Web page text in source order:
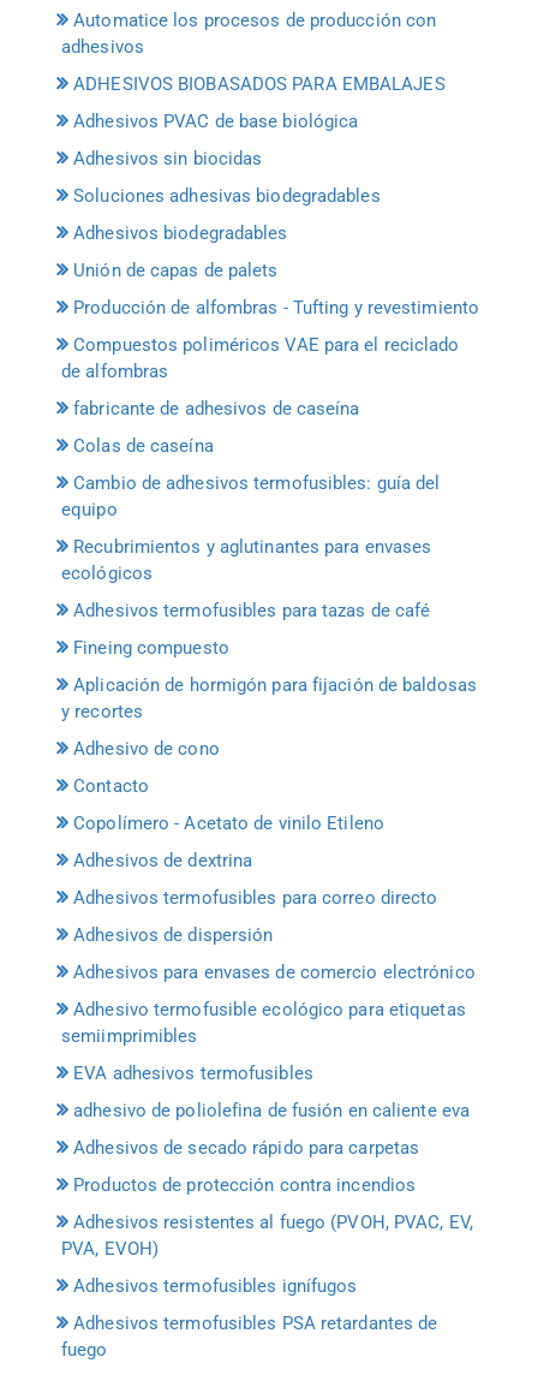
Automatice los procesos de producción con
adhesivos
ADHESIVOS BIOBASADOS PARA EMBALAJES
Adhesivos PVAC de base biológica
Adhesivos sin biocidas
Soluciones adhesivas biodegradables
Adhesivos biodegradables
Unión de capas de palets
Producción de alfombras - Tufting y revestimiento
Compuestos poliméricos VAE para el reciclado
de alfombras
fabricante de adhesivos de caseína
Colas de caseína
Cambio de adhesivos termofusibles: guía del
equipo
Recubrimientos y aglutinantes para envases
ecológicos
Adhesivos termofusibles para tazas de café
Fineing compuesto
Aplicación de hormigón para fijación de baldosas
y recortes
Adhesivo de cono
Contacto
Copolímero - Acetato de vinilo Etileno
Adhesivos de dextrina
Adhesivos termofusibles para correo directo
Adhesivos de dispersión
Adhesivos para envases de comercio electrónico
Adhesivo termofusible ecológico para etiquetas
semiimprimibles
EVA adhesivos termofusibles
adhesivo de poliolefina de fusión en caliente eva
Adhesivos de secado rápido para carpetas
Productos de protección contra incendios
Adhesivos resistentes al fuego (PVOH, PVAC, EV,
PVA, EVOH)
Adhesivos termofusibles ignífugos
Adhesivos termofusibles PSA retardantes de
fuego